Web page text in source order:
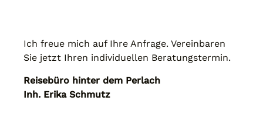
Ich freue mich auf Ihre Anfrage. Vereinbaren
Sie jetzt Ihren individuellen Beratungstermin.
Reisebüro hinter dem Perlach
Inh. Erika Schmutz